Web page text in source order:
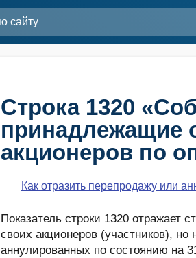
Строка 1320
принадлежащие
акционеров по
Как отразить перепродажу или
Показатель строки 1320 отражает
своих акционеров (участников),
аннулированных по состоянию на